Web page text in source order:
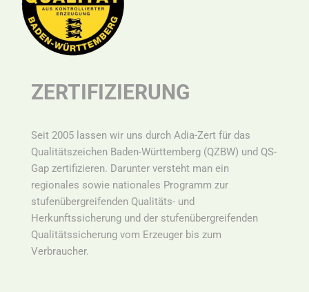
ZERTIFIZIERUNG
Seit 2005 lassen wir uns durch Adia-Zert für das
Qualitätszeichen Baden-Württemberg (QZBW) und QS-
Gap zertifizieren. Darunter versteht man ein
regionales sowie nationales Programm zur
stufenübergreifenden Qualitäts- und
Herkunftssicherung und der stufenübergreifenden
Qualitätssicherung vom Erzeuger bis zum
Verbraucher.